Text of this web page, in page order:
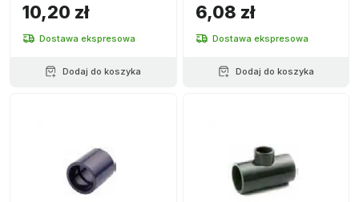
10,20 zł
Dostawa ekspresowa
Dodaj do koszyka
6,08 zł
Dostawa ekspresowa
Dodaj do koszyka